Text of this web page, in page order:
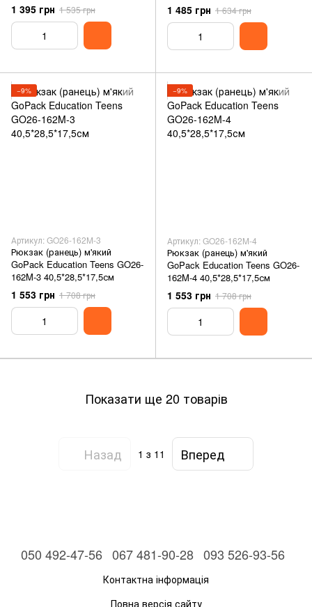
1 395 грн 1 535 грн 1 485 грн 1 634 грн
−9%
Артикул: GO26-162M-3
Рюкзак (ранець) м'який
GoPack Education Teens GO26-
162M-3 40,5*28,5*17,5см
1 553 грн 1 708 грн
−9%
Артикул: GO26-162M-4
Рюкзак (ранець) м'який
GoPack Education Teens GO26-
162M-4 40,5*28,5*17,5см
1 553 грн 1 708 грн
Показати ще 20 товарів
Назад 1 з 11 Вперед
050 492-47-56 067 481-90-28 093 526-93-56
Контактна інформація
Повна версія сайту